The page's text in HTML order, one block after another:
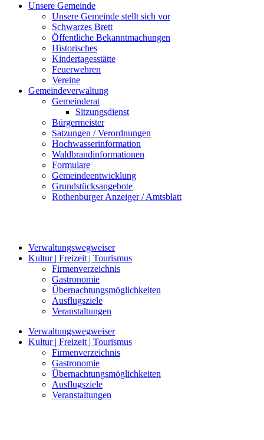
Unsere Gemeinde
Unsere Gemeinde stellt sich vor
Schwarzes Brett
Öffentliche Bekanntmachungen
Historisches
Kindertagesstätte
Feuerwehren
Vereine
Gemeindeverwaltung
Gemeinderat
Sitzungsdienst
Bürgermeister
Satzungen / Verordnungen
Hochwasserinformation
Waldbrandinformationen
Formulare
Gemeindeentwicklung
Grundstücksangebote
Rothenburger Anzeiger / Amtsblatt
Verwaltungswegweiser
Kultur | Freizeit | Tourismus
Firmenverzeichnis
Gastronomie
Übernachtungsmöglichkeiten
Ausflugsziele
Veranstaltungen
Verwaltungswegweiser
Kultur | Freizeit | Tourismus
Firmenverzeichnis
Gastronomie
Übernachtungsmöglichkeiten
Ausflugsziele
Veranstaltungen